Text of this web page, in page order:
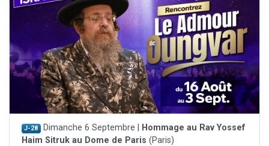
J-28 Dimanche 6 Septembre |
Hommage au Rav Yossef
Haim Sitruk au Dome de Paris (Paris)